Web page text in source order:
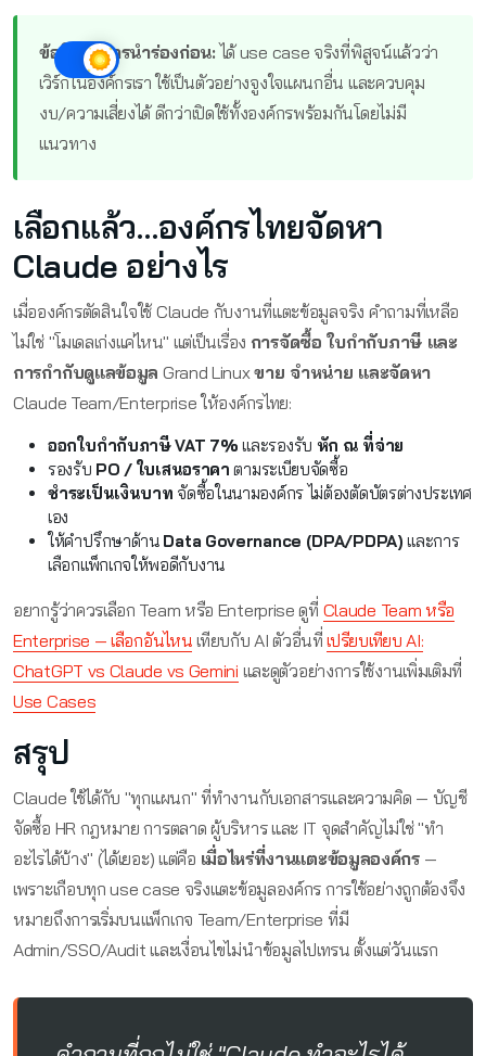
ข้อดีของการนำร่องก่อน: ได้ use case จริงที่พิสูจน์แล้วว่า
เวิร์กในองค์กรเรา ใช้เป็นตัวอย่างจูงใจแผนกอื่น และควบคุม
งบ/ความเสี่ยงได้ ดีกว่าเปิดใช้ทั้งองค์กรพร้อมกันโดยไม่มี
แนวทาง
เลือกแล้ว…องค์กรไทยจัดหา
Claude อย่างไร
เมื่อองค์กรตัดสินใจใช้ Claude กับงานที่แตะข้อมูลจริง คำถามที่เหลือ
ไม่ใช่ "โมเดลเก่งแค่ไหน" แต่เป็นเรื่อง การจัดซื้อ ใบกำกับภาษี และ
การกำกับดูแลข้อมูล Grand Linuxขาย จำหน่าย และจัดหา
Claude Team/Enterprise ให้องค์กรไทย:
ออกใบกำกับภาษี VAT 7% และรองรับ หัก ณ ที่จ่าย
รองรับ PO / ใบเสนอราคา ตามระเบียบจัดซื้อ
ชำระเป็นเงินบาท จัดซื้อในนามองค์กร ไม่ต้องตัดบัตรต่างประเทศ
เอง
ให้คำปรึกษาด้าน Data Governance (DPA/PDPA) และการ
เลือกแพ็กเกจให้พอดีกับงาน
อยากรู้ว่าควรเลือก Team หรือ Enterprise ดูที่ Claude Team หรือ
Enterprise — เลือกอันไหน เทียบกับ AI ตัวอื่นที่เปรียบเทียบ AI:
ChatGPT vs Claude vs Gemini และดูตัวอย่างการใช้งานเพิ่มเติมที่
Use Cases
สรุป
Claude ใช้ได้กับ "ทุกแผนก" ที่ทำงานกับเอกสารและความคิด — บัญชี
จัดซื้อ HR กฎหมาย การตลาด ผู้บริหาร และ IT จุดสำคัญไม่ใช่ "ทำ
อะไรได้บ้าง" (ได้เยอะ) แต่คือ เมื่อไหร่ที่งานแตะข้อมูลองค์กร—
เพราะเกือบทุก use case จริงแตะข้อมูลองค์กร การใช้อย่างถูกต้องจึง
หมายถึงการเริ่มบนแพ็กเกจ Team/Enterprise ที่มี
Admin/SSO/Audit และเงื่อนไขไม่นำข้อมูลไปเทรน ตั้งแต่วันแรก